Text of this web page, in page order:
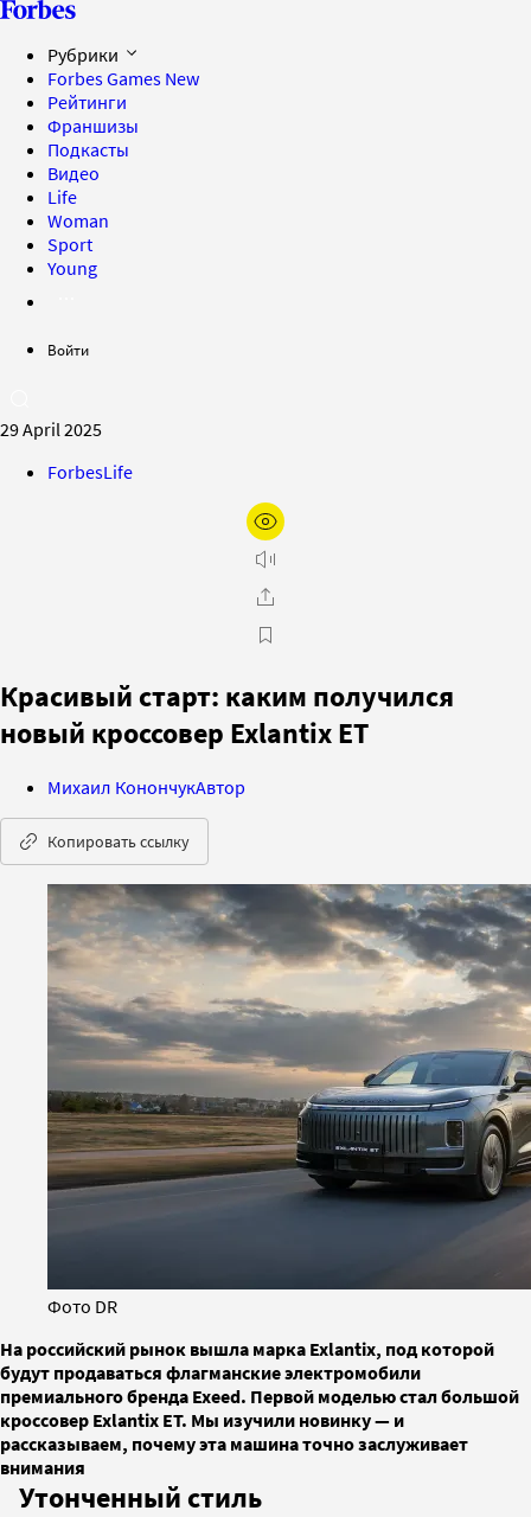
Рубрики
Forbes Games New
Рейтинги
Франшизы
Подкасты
Видео
Life
Woman
Sport
Young
Войти
29 April 2025
ForbesLife
Красивый старт: каким получился
новый кроссовер Exlantix ET
Михаил КонончукАвтор
Копировать ссылку
Фото DR
На российский рынок вышла марка Exlantix, под которой
будут продаваться флагманские электромобили
премиального бренда Exeed. Первой моделью стал большой
кроссовер Exlantix ET. Мы изучили новинку — и
рассказываем, почему эта машина точно заслуживает
внимания
Утонченный стиль